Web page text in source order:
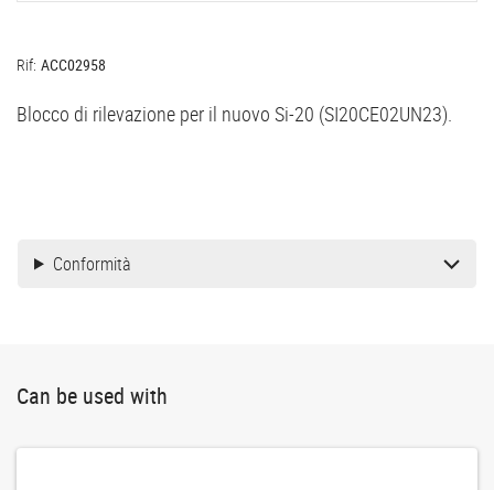
Rif: ACC02958
Blocco di rilevazione per il nuovo Si-20 (SI20CE02UN23).
Conformità
Can be used with